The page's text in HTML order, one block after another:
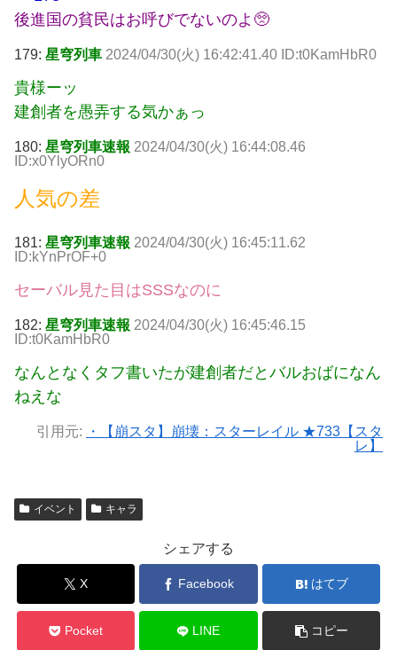
後進国の貧民はお呼びでないのよ🥺
179: 星穹列車 2024/04/30(火) 16:42:41.40 ID:t0KamHbR0
貴様ーッ
建創者を愚弄する気かぁっ
180: 星穹列車速報 2024/04/30(火) 16:44:08.46
ID:x0YlyORn0
人気の差
181: 星穹列車速報 2024/04/30(火) 16:45:11.62
ID:kYnPrOF+0
セーバル見た目はSSSなのに
182: 星穹列車速報 2024/04/30(火) 16:45:46.15
ID:t0KamHbR0
なんとなくタフ書いたが建創者だとバルおばになん
ねえな
引用元:
・【崩スタ】崩壊：スターレイル ★733【スタ
レ】
イベント キャラ
シェアする
X Facebook はてブ
Pocket LINE コピー